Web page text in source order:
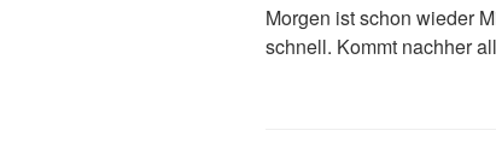
Morgen ist schon wieder
schnell. Kommt nachher